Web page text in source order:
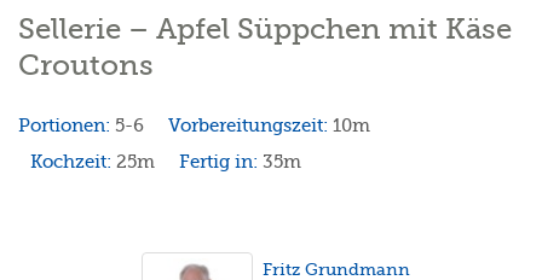
Sellerie – Apfel Süppchen mit Käse
Croutons
Portionen:5-6 Vorbereitungszeit:10m
Kochzeit:25m Fertig in: 35m
Fritz Grundmann